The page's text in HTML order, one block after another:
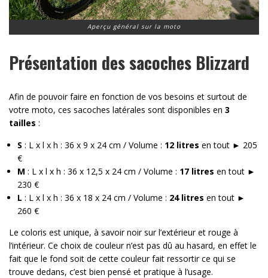
Aperçu général sur la moto
Présentation des sacoches Blizzard
Afin de pouvoir faire en fonction de vos besoins et surtout de
votre moto, ces sacoches latérales sont disponibles en 3
tailles :
S : L x l x h : 36 x 9 x 24 cm / Volume : 12 litres en tout ► 205
€
M : L x l x h : 36 x 12,5 x 24 cm / Volume : 17 litres en tout ►
230 €
L : L x l x h : 36 x 18 x 24 cm / Volume : 24 litres en tout ►
260 €
Le coloris est unique, à savoir noir sur l’extérieur et rouge à
l’intérieur. Ce choix de couleur n’est pas dû au hasard, en effet le
fait que le fond soit de cette couleur fait ressortir ce qui se
trouve dedans, c’est bien pensé et pratique à l’usage.